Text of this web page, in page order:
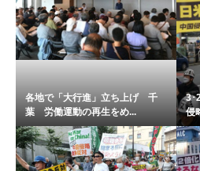
各地で「大行進」立ち上げ 千
葉 労働運動の再生をめ...
3･
侵